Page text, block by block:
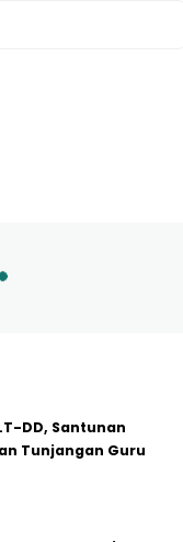
DD, Santunan
Tunjangan Guru